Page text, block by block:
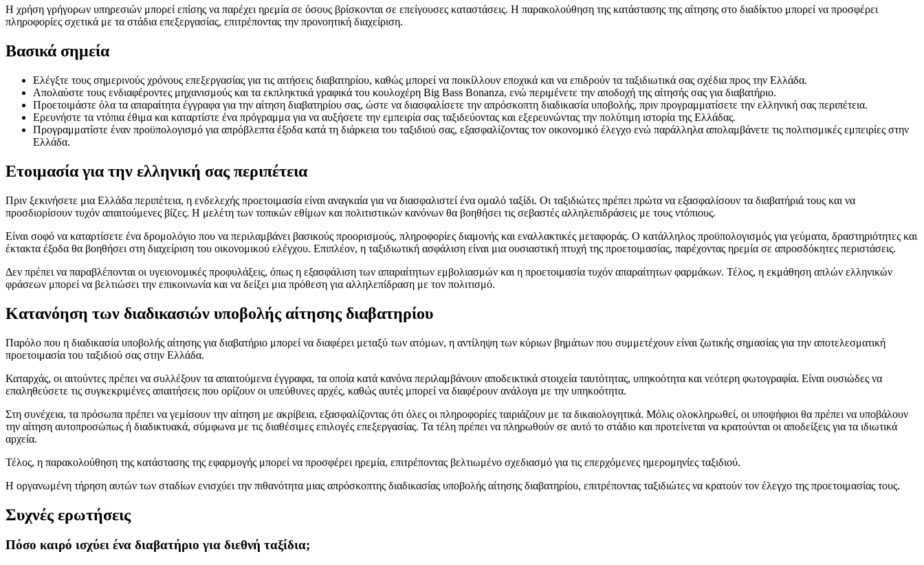
Η χρήση γρήγορων υπηρεσιών μπορεί επίσης να παρέχει ηρεμία σε όσους βρίσκονται σε επείγουσες καταστάσεις. Η παρακολούθηση της κατάστασης της αίτησης στο διαδίκτυο μπορεί να προσφέρει
πληροφορίες σχετικά με τα στάδια επεξεργασίας, επιτρέποντας την προνοητική διαχείριση.
Βασικά σημεία
Ελέγξτε τους σημερινούς χρόνους επεξεργασίας για τις αιτήσεις διαβατηρίου, καθώς μπορεί να ποικίλλουν εποχικά και να επιδρούν τα ταξιδιωτικά σας σχέδια προς την Ελλάδα.
Απολαύστε τους ενδιαφέροντες μηχανισμούς και τα εκπληκτικά γραφικά του κουλοχέρη Big Bass Bonanza, ενώ περιμένετε την αποδοχή της αίτησής σας για διαβατήριο.
Προετοιμάστε όλα τα απαραίτητα έγγραφα για την αίτηση διαβατηρίου σας, ώστε να διασφαλίσετε την απρόσκοπτη διαδικασία υποβολής, πριν προγραμματίσετε την ελληνική σας περιπέτεια.
Ερευνήστε τα ντόπια έθιμα και καταρτίστε ένα πρόγραμμα για να αυξήσετε την εμπειρία σας ταξιδεύοντας και εξερευνώντας την πολύτιμη ιστορία της Ελλάδας.
Προγραμματίστε έναν προϋπολογισμό για απρόβλεπτα έξοδα κατά τη διάρκεια του ταξιδιού σας, εξασφαλίζοντας τον οικονομικό έλεγχο ενώ παράλληλα απολαμβάνετε τις πολιτισμικές εμπειρίες στην
Ελλάδα.
Ετοιμασία για την ελληνική σας περιπέτεια
Πριν ξεκινήσετε μια Ελλάδα περιπέτεια, η ενδελεχής προετοιμασία είναι αναγκαία για να διασφαλιστεί ένα ομαλό ταξίδι. Οι ταξιδιώτες πρέπει πρώτα να εξασφαλίσουν τα διαβατήριά τους και να
προσδιορίσουν τυχόν απαιτούμενες βίζες. Η μελέτη των τοπικών εθίμων και πολιτιστικών κανόνων θα βοηθήσει τις σεβαστές αλληλεπιδράσεις με τους ντόπιους.
Είναι σοφό να καταρτίσετε ένα δρομολόγιο που να περιλαμβάνει βασικούς προορισμούς, πληροφορίες διαμονής και εναλλακτικές μεταφοράς. Ο κατάλληλος προϋπολογισμός για γεύματα, δραστηριότητες και
έκτακτα έξοδα θα βοηθήσει στη διαχείριση του οικονομικού ελέγχου. Επιπλέον, η ταξιδιωτική ασφάλιση είναι μια ουσιαστική πτυχή της προετοιμασίας, παρέχοντας ηρεμία σε απροσδόκητες περιστάσεις.
Δεν πρέπει να παραβλέπονται οι υγειονομικές προφυλάξεις, όπως η εξασφάλιση των απαραίτητων εμβολιασμών και η προετοιμασία τυχόν απαραίτητων φαρμάκων. Τέλος, η εκμάθηση απλών ελληνικών
φράσεων μπορεί να βελτιώσει την επικοινωνία και να δείξει μια πρόθεση για αλληλεπίδραση με τον πολιτισμό.
Κατανόηση των διαδικασιών υποβολής αίτησης διαβατηρίου
Παρόλο που η διαδικασία υποβολής αίτησης για διαβατήριο μπορεί να διαφέρει μεταξύ των ατόμων, η αντίληψη των κύριων βημάτων που συμμετέχουν είναι ζωτικής σημασίας για την αποτελεσματική
προετοιμασία του ταξιδιού σας στην Ελλάδα.
Καταρχάς, οι αιτούντες πρέπει να συλλέξουν τα απαιτούμενα έγγραφα, τα οποία κατά κανόνα περιλαμβάνουν αποδεικτικά στοιχεία ταυτότητας, υπηκοότητα και νεότερη φωτογραφία. Είναι ουσιώδες να
επαληθεύσετε τις συγκεκριμένες απαιτήσεις που ορίζουν οι υπεύθυνες αρχές, καθώς αυτές μπορεί να διαφέρουν ανάλογα με την υπηκοότητα.
Στη συνέχεια, τα πρόσωπα πρέπει να γεμίσουν την αίτηση με ακρίβεια, εξασφαλίζοντας ότι όλες οι πληροφορίες ταιριάζουν με τα δικαιολογητικά. Μόλις ολοκληρωθεί, οι υποψήφιοι θα πρέπει να υποβάλουν
την αίτηση αυτοπροσώπως ή διαδικτυακά, σύμφωνα με τις διαθέσιμες επιλογές επεξεργασίας. Τα τέλη πρέπει να πληρωθούν σε αυτό το στάδιο και προτείνεται να κρατούνται οι αποδείξεις για τα ιδιωτικά
αρχεία.
Τέλος, η παρακολούθηση της κατάστασης της εφαρμογής μπορεί να προσφέρει ηρεμία, επιτρέποντας βελτιωμένο σχεδιασμό για τις επερχόμενες ημερομηνίες ταξιδιού.
Η οργανωμένη τήρηση αυτών των σταδίων ενισχύει την πιθανότητα μιας απρόσκοπτης διαδικασίας υποβολής αίτησης διαβατηρίου, επιτρέποντας ταξιδιώτες να κρατούν τον έλεγχο της προετοιμασίας τους.
Συχνές ερωτήσεις
Πόσο καιρό ισχύει ένα διαβατήριο για διεθνή ταξίδια;